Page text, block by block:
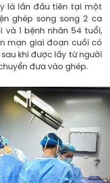
là lần đầu tiên tại một
ghép song song 2 ca
và 1 bệnh nhân 54 tuổi,
mạn giai đoạn cuối có
khi được lấy từ người
đưa vào ghép.